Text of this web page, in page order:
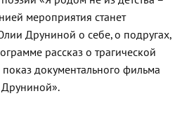
мероприятия станет
Друниной о себе, о подругах,
рассказ о трагической
показ документального фильма